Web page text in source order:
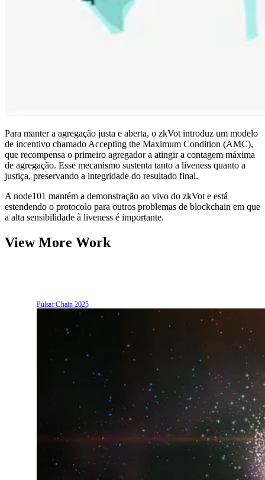
Para manter a agregação justa e aberta, o zkVot introduz um modelo
de incentivo chamado Accepting the Maximum Condition (AMC),
que recompensa o primeiro agregador a atingir a contagem máxima
de agregação. Esse mecanismo sustenta tanto a liveness quanto a
justiça, preservando a integridade do resultado final.
A node101 mantém a demonstração ao vivo do zkVot e está
estendendo o protocolo para outros problemas de blockchain em que
a alta sensibilidade à liveness é importante.
View More Work
Pulsar Chain 2025